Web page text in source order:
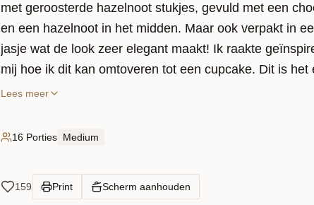
met geroosterde hazelnoot stukjes, gevuld met een
en een hazelnoot in het midden. Maar ook verpakt in
jasje wat de look zeer elegant maakt! Ik raakte
mij hoe ik dit kan omtoveren tot een cupcake. Dit is het
mijn favoriete bonbon in de vorm van een cupcake. Het
Bekijk ook hetbijbehorende filmpje
Lees meer
16 Porties Medium
159 Print Scherm aanhouden